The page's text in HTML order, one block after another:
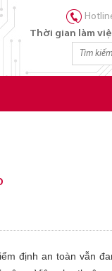
Thời gian làm
định an toàn vẫn